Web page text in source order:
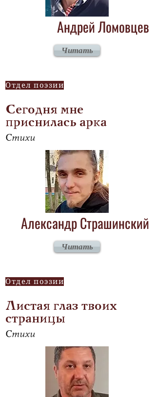
Андрей Ломовцев
Читать
Отдел поэзии
Сегодня мне
приснилась арка
Стихи
Александр Страшинский
Читать
Отдел поэзии
Листая глаз твоих
страницы
Стихи